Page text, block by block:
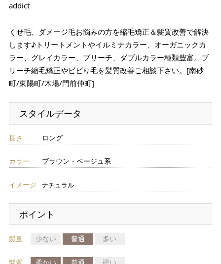
addict
くせ毛、ダメージ毛お悩みの方を縮毛矯正＆髪質改善で解決
します♪トリートメントやイルミナカラー、オーガニックカ
ラー、グレイカラー、ブリーチ、ダブルカラー種類豊富。ブ
リーチ縮毛矯正やビビり毛を髪質改善ご相談下さい。[南砂
町/東陽町/木場/門前仲町]
スタイルデータ
長さ ロング
カラー ブラウン・ベージュ系
イメージ ナチュラル
ポイント
髪量 少ない 普通 多い